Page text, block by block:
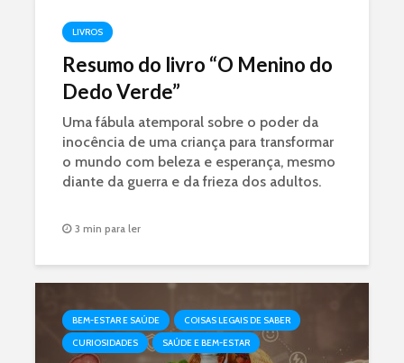
LIVROS
Resumo do livro “O Menino do
Dedo Verde”
Uma fábula atemporal sobre o poder da
inocência de uma criança para transformar
o mundo com beleza e esperança, mesmo
diante da guerra e da frieza dos adultos.
3 min para ler
BEM-ESTAR E SAÚDE
COISAS LEGAIS DE SABER
CURIOSIDADES
SAÚDE E BEM-ESTAR